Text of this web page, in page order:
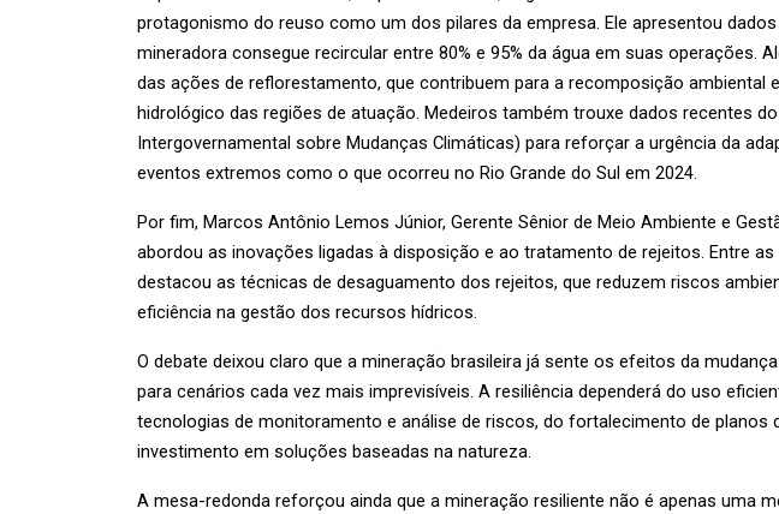
protagonismo do reuso como um dos pilares da empresa. Ele apresentou
mineradora consegue recircular entre 80% e 95% da água em suas operações.
das ações de reflorestamento, que contribuem para a recomposição ambiental
hidrológico das regiões de atuação. Medeiros também trouxe dados recentes do
Intergovernamental sobre Mudanças Climáticas) para reforçar a urgência da
eventos extremos como o que ocorreu no Rio Grande do Sul em 2024.
Por fim, Marcos Antônio Lemos Júnior, Gerente Sênior de Meio Ambiente e
abordou as inovações ligadas à disposição e ao tratamento de rejeitos. Entre
destacou as técnicas de desaguamento dos rejeitos, que reduzem riscos
eficiência na gestão dos recursos hídricos.
O debate deixou claro que a mineração brasileira já sente os efeitos da
para cenários cada vez mais imprevisíveis. A resiliência dependerá do uso
tecnologias de monitoramento e análise de riscos, do fortalecimento de planos
investimento em soluções baseadas na natureza.
A mesa-redonda reforçou ainda que a mineração resiliente não é apenas uma